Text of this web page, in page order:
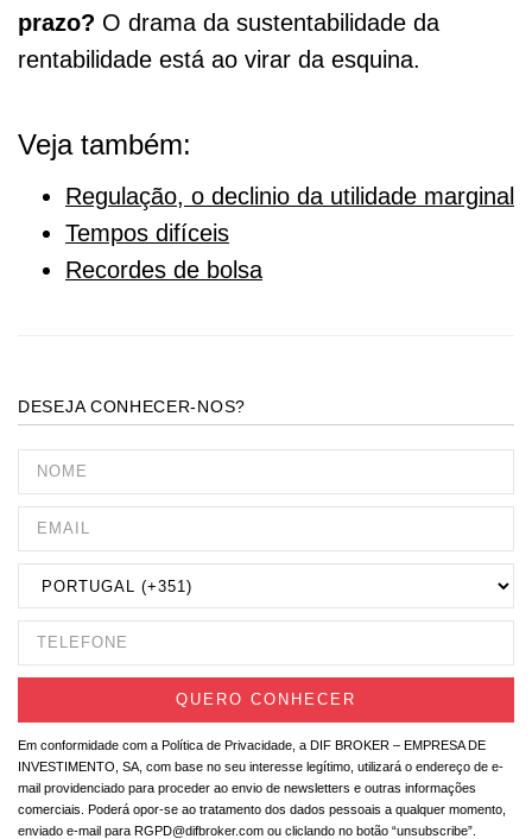
prazo? O drama da sustentabilidade da
rentabilidade está ao virar da esquina.
Veja também:
Regulação, o declinio da utilidade marginal
Tempos difíceis
Recordes de bolsa
DESEJA CONHECER-NOS?
Em conformidade com a Política de Privacidade, a DIF BROKER – EMPRESA DE
INVESTIMENTO, SA, com base no seu interesse legítimo, utilizará o endereço de e-
mail providenciado para proceder ao envio de newsletters e outras informações
comerciais. Poderá opor-se ao tratamento dos dados pessoais a qualquer momento,
enviado e-mail para RGPD@difbroker.com ou cliclando no botão “unsubscribe”.